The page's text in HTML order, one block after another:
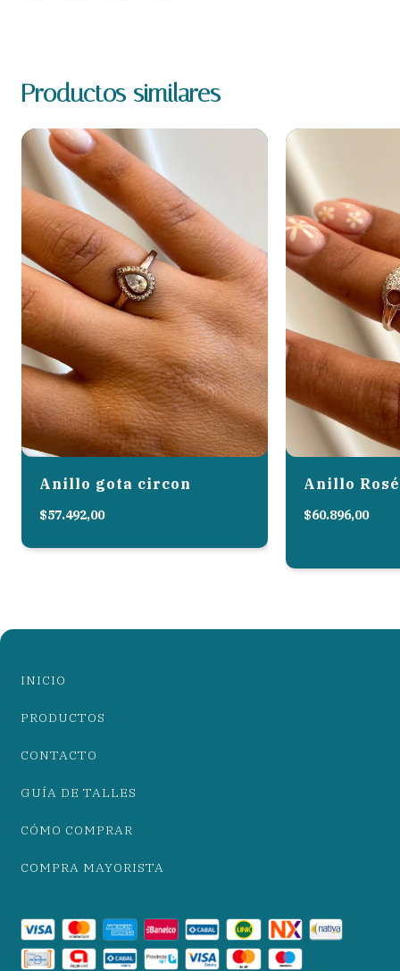
Productos similares
Anillo gota circon
$57.492,00
Anillo Rosé
$60.896,00
INICIO
PRODUCTOS
CONTACTO
GUÍA DE TALLES
CÓMO COMPRAR
COMPRA MAYORISTA